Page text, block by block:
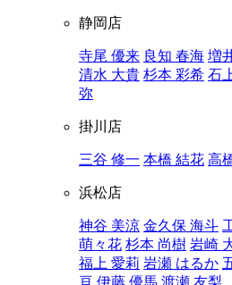
静岡店
寺尾 優来 良知 春海 増
清水 大貴 杉本 彩希 石
弥
掛川店
三谷 修一 本橋 結花 高
浜松店
神谷 美涼 金久保 海斗
萌々花 杉本 尚樹 岩崎
福上 愛莉 岩瀬 はるか
亘 伊藤 優馬 渡瀬 友梨